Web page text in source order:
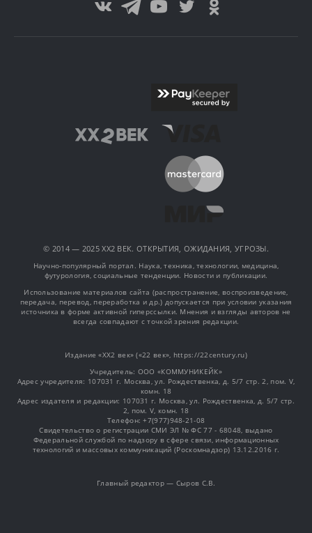
© 2014 — 2025 XX2 ВЕК. ОТКРЫТИЯ, ОЖИДАНИЯ, УГРОЗЫ.
Научно-популярный портал. Наука, техника, технологии, медицина,
футурология, социальные тенденции. Новости и публикации.
Использование материалов сайта (распространение, воспроизведение,
передача, перевод, переработка и др.) допускается при условии указания
источника в форме активной гиперссылки. Мнения и взгляды авторов не
всегда совпадают с точкой зрения редакции.
Издание «XX2 век» («22 век», https://22century.ru)
Учредитель: OOO «КОММУНИКЕЙК»
Адрес учредителя: 107031 г. Москва, ул. Рождественка, д. 5/7 стр. 2, пом. V,
комн. 18
Адрес издателя и редакции: 107031 г. Москва, ул. Рождественка, д. 5/7 стр.
2, пом. V, комн. 18
Телефон: +7(977)948-21-08
Свидетельство о регистрации СМИ ЭЛ № ФС 77 - 68048, выдано
Федеральной службой по надзору в сфере связи, информационных
технологий и массовых коммуникаций (Роскомнадзор) 13.12.2016 г.
Главный редактор — Сыров С.В.